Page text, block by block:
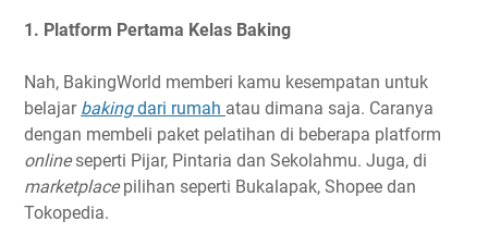
1. Platform Pertama Kelas Baking
Nah, BakingWorld memberi kamu kesempatan untuk
belajar bakingdari rumah atau dimana saja. Caranya
dengan membeli paket pelatihan di beberapa platform
onlineseperti Pijar, Pintaria dan Sekolahmu. Juga, di
marketplacepilihan seperti Bukalapak, Shopee dan
Tokopedia.